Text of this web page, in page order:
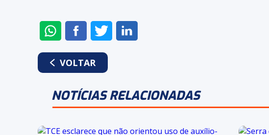
ENVIAR
NO
WHATSAPP
COMPARTILHAR
NO
FACEBOOK
COMPARTILHAR
NO
VOLTAR
NOTÍCIAS RELACIONADAS